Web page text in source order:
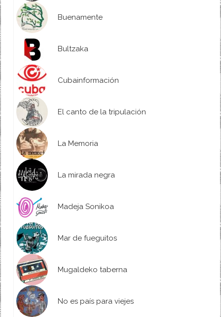
Buenamente
Bultzaka
Cubainformación
El canto de la tripulación
La Memoria
La mirada negra
Madeja Sonikoa
Mar de fueguitos
Mugaldeko taberna
No es país para viejes